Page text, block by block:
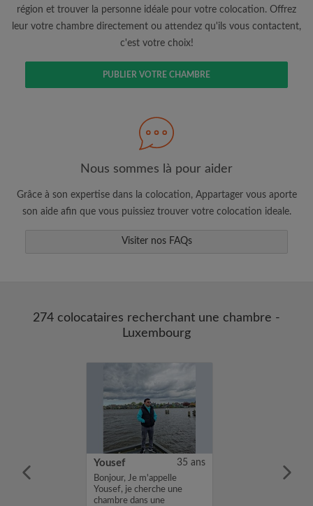
Je souhaite recevoir des offres exclusives et des mises à
Faites une recherche selon ce qui vous
semble important
Consultez les chambres et les profils des
Sauvegardez vos recherches
annonce correspondant à vos critères
région et trouver la personne idéale pour votre colocation. Offrez
leur votre chambre directement ou attendez qu'ils vous contactent,
c'est votre choix!
PUBLIER VOTRE CHAMBRE
Nous sommes là pour aider
Grâce à son expertise dans la colocation, Appartager vous aporte
son aide afin que vous puissiez trouver votre colocation ideale.
Visiter nos FAQs
274 colocataires recherchant une chambre -
Luxembourg
Her, je
Yousef 35 ans
Bonjour, Je m'appelle
Yousef, je cherche une
chambre dans une